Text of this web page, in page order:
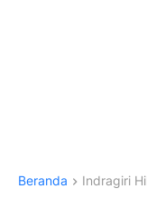
Beranda Indragiri